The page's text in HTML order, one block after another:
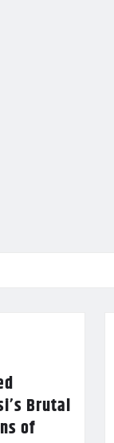
Brutal
of